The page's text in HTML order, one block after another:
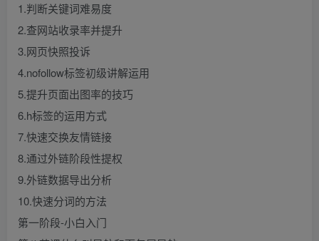
1.判断关键词难易度
2.查网站收录率并提升
3.网页快照投诉
4.nofollow标签初级讲解运用
5.提升页面出图率的技巧
6.h标签的运用方式
7.快速交换友情链接
8.通过外链阶段性提权
9.外链数据导出分析
10.快速分词的方法
第一阶段-小白入门